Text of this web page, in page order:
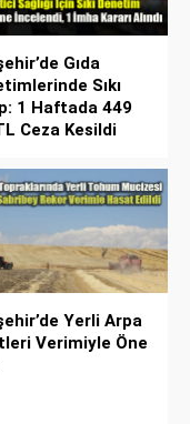
Gıda
Sıkı
1 Haftada 449
Ceza Kesildi
Yerli Arpa
Verimiyle Öne